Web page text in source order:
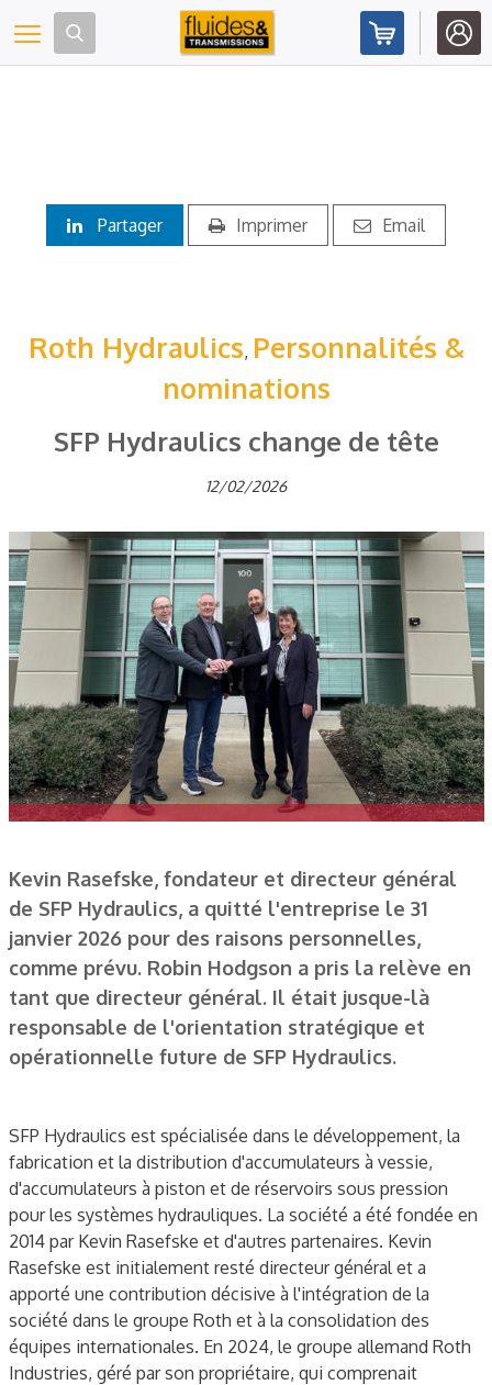
Toggle navigation
Partager Imprimer Email
Roth Hydraulics, Personnalités &
nominations
SFP Hydraulics change de tête
12/02/2026
Kevin Rasefske, fondateur et directeur général
de SFP Hydraulics, a quitté l'entreprise le 31
janvier 2026 pour des raisons personnelles,
comme prévu. Robin Hodgson a pris la relève en
tant que directeur général. Il était jusque-là
responsable de l'orientation stratégique et
opérationnelle future de SFP Hydraulics.
SFP Hydraulics est spécialisée dans le développement, la
fabrication et la distribution d'accumulateurs à vessie,
d'accumulateurs à piston et de réservoirs sous pression
pour les systèmes hydrauliques. La société a été fondée en
2014 par Kevin Rasefske et d'autres partenaires. Kevin
Rasefske est initialement resté directeur général et a
apporté une contribution décisive à l'intégration de la
société dans le groupe Roth et à la consolidation des
équipes internationales. En 2024, le groupe allemand Roth
Industries, géré par son propriétaire, qui comprenait
Panneau de gestion des cookies